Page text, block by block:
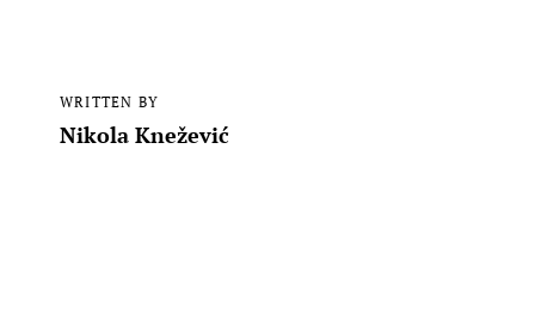
WRITTEN BY
Nikola Knežević